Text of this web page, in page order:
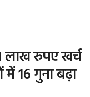
लाख रुपए खर्च
16 गुना बढ़ा